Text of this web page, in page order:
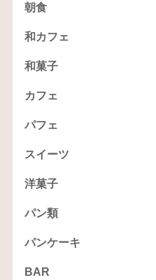
朝食
和カフェ
和菓子
カフェ
パフェ
スイーツ
洋菓子
パン類
パンケーキ
BAR